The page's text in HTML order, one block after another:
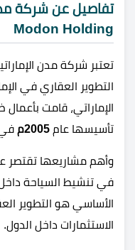
تفاصيل عن شركة
Modon Holding
تعتبر شركة مدن
التطوير العقاري في
الإماراتي، قامت
تأسيسها عام 2005م
وأهم مشاريعها تقتصر
في تنشيط السياحة داخل
الأساسي هو التطوير
الاستثمارات داخل الدول.